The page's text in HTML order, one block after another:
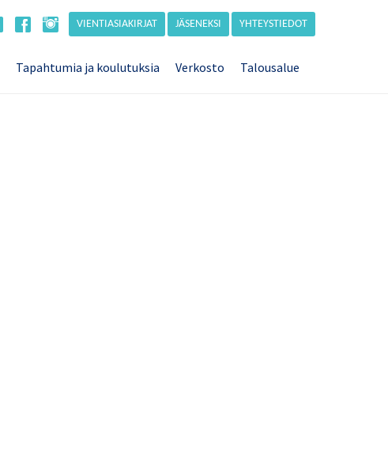
VIENTIASIAKIRJAT JÄSENEKSI YHTEYSTIEDOT
Tapahtumia ja koulutuksia Verkosto Talousalue